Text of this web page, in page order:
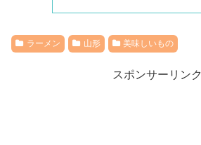
ラーメン 山形 美味しいもの
スポンサーリンク